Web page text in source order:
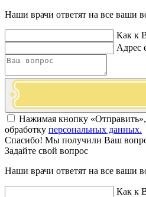
Наши врачи ответят на все ваши
Как к
Адрес
Нажимая кнопку «Отправить»,
обработку персональных данных.
Спасибо! Мы получили Ваш
Задайте свой вопрос
Наши врачи ответят на все ваши
Как к